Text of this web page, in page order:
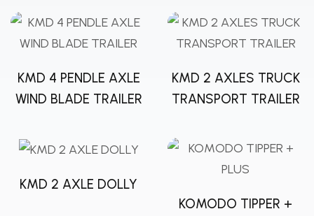
KMD 4 PENDLE AXLE
WIND BLADE TRAILER
KMD 2 AXLES TRUCK
TRANSPORT TRAILER
KMD 2 AXLE DOLLY
KOMODO TIPPER +